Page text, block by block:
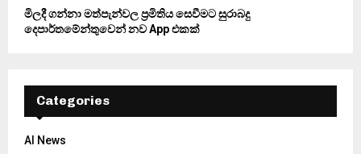
මිලදී ගන්නා මත්පැන්වල ප්‍රමිතිය සෙවීමට සුරාබදු
දෙපාර්තමේන්තුවෙන් නව App එකක්
Categories
AI News